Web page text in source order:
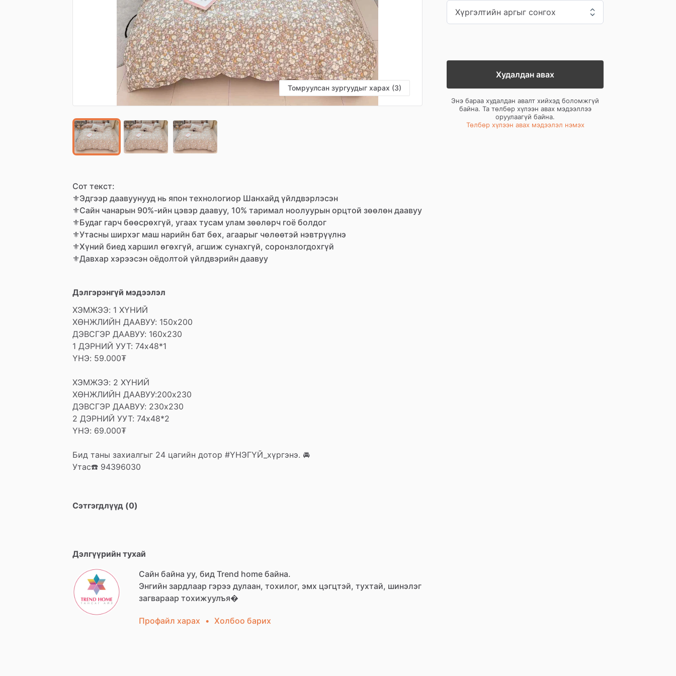
Томруулсан зургуудыг харах (3)
Сот текст:
⚜️Эдгээр даавуунууд нь япон технологиор Шанхайд үйлдвэрлэсэн
⚜️Сайн чанарын 90%-ийн цэвэр даавуу, 10% таримал ноолуурын орцтой зөөлөн даавуу
⚜️Будаг гарч бөөсрөхгүй, угаах тусам улам зөөлөрч гоё болдог
⚜️Утасны ширхэг маш нарийн бат бөх, агаарыг чөлөөтэй нэвтрүүлнэ
⚜️Хүний биед харшил өгөхгүй, агшиж сунахгүй, соронзлогдохгүй
⚜️Давхар хэрээсэн оёдолтой үйлдвэрийн даавуу
Дэлгэрэнгүй мэдээлэл
ХЭМЖЭЭ: 1 ХҮНИЙ
ХӨНЖЛИЙН ДААВУУ: 150х200
ДЭВСГЭР ДААВУУ: 160х230
1 ДЭРНИЙ УУТ: 74х48*1
ҮНЭ: 59.000₮
ХЭМЖЭЭ: 2 ХҮНИЙ
ХӨНЖЛИЙН ДААВУУ:200х230
ДЭВСГЭР ДААВУУ: 230х230
2 ДЭРНИЙ УУТ: 74х48*2
ҮНЭ: 69.000₮
Бид таны захиалгыг 24 цагийн дотор #ҮНЭГҮЙ_хүргэнэ. 🚘
Утас☎️ 94396030
Сэтгэгдлүүд (0)
Дэлгүүрийн тухай
Сайн байна уу, бид Trend home байна.
Энгийн зардлаар гэрээ дулаан, тохилог, эмх цэгцтэй, тухтай, шинэлэг
загвараар тохижуулъя�
Профайл харах • Холбоо барих
Худалдан авах
Энэ бараа худалдан авалт хийхэд боломжгүй
байна. Та төлбөр хүлээн авах мэдээллээ
оруулаагүй байна.
Төлбөр хүлээн авах мэдээлэл нэмэх